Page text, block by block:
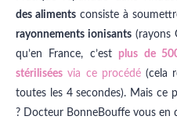
des aliments consiste à
rayonnements ionisants(rayons
qu’en France, c’est plus de
stérilisées via ce procédé(cela
toutes les 4 secondes). Mais ce
? Docteur BonneBouffe vous en